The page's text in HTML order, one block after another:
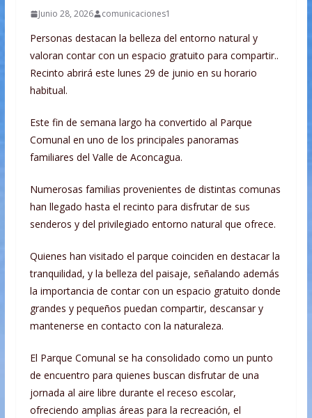
Junio 28, 2026 comunicaciones1
Personas destacan la belleza del entorno natural y
valoran contar con un espacio gratuito para compartir..
Recinto abrirá este lunes 29 de junio en su horario
habitual.
Este fin de semana largo ha convertido al Parque
Comunal en uno de los principales panoramas
familiares del Valle de Aconcagua.
Numerosas familias provenientes de distintas comunas
han llegado hasta el recinto para disfrutar de sus
senderos y del privilegiado entorno natural que ofrece.
Quienes han visitado el parque coinciden en destacar la
tranquilidad, y la belleza del paisaje, señalando además
la importancia de contar con un espacio gratuito donde
grandes y pequeños puedan compartir, descansar y
mantenerse en contacto con la naturaleza.
El Parque Comunal se ha consolidado como un punto
de encuentro para quienes buscan disfrutar de una
jornada al aire libre durante el receso escolar,
ofreciendo amplias áreas para la recreación, el